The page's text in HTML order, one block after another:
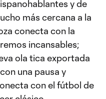
y de
más cercana a la
conecta con la
incansables;
ola tica exportada
una pausa y
con el fútbol de